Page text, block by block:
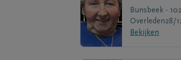
Bunsbeek -
Overleden28/
Bekijken